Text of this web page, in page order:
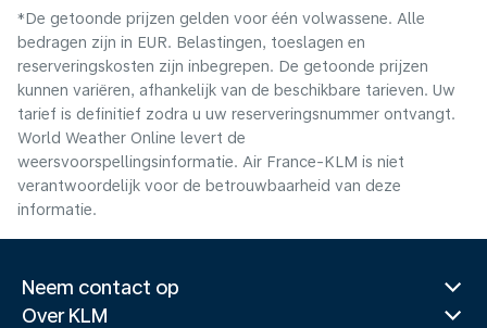
*De getoonde prijzen gelden voor één volwassene. Alle
bedragen zijn in EUR. Belastingen, toeslagen en
reserveringskosten zijn inbegrepen. De getoonde prijzen
kunnen variëren, afhankelijk van de beschikbare tarieven. Uw
tarief is definitief zodra u uw reserveringsnummer ontvangt.
World Weather Online levert de
weersvoorspellingsinformatie. Air France-KLM is niet
verantwoordelijk voor de betrouwbaarheid van deze
informatie.
Neem contact op
Over KLM